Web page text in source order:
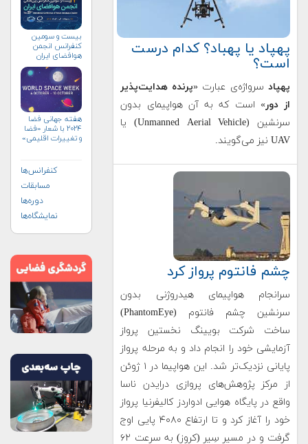
پهپاد یا پهباد؟ کدام درست
است؟
پهپاد سرواژه‌ی عبارت «پرنده هدایت‌پذیر
از دور» است که به آن هواپیمای بدون
سرنشین (Unmanned Aerial Vehicle) یا
UAV نیز می‌گویند.
چشم فانتوم پرواز کرد
سرانجام هواپیمای هیدروژنی بدون
سرنشین چشم فانتوم (PhantomEye)
ساخت شرکت بویینگ نخستین پرواز
آزمایشی خود را انجام داد و به مرحله پرواز
پایانی نزدیک‌تر شد. این هواپیما در ۱ ژوئن
از مرکز پژوهش‌های پروازی درایدن ناسا
واقع در پایگاه هوایی ادواردز کالیفرنیا پرواز
خود را آغاز کرد و تا ارتفاع ۴۰۸۰ پایی اوج
گرفت و در مسیر سِیر (کروز) به سرعت ۶۲
بیست و سومین
کنفرانس انجمن
هوافضای ايران
هفته جهانی فضا
۲۰۲۴ با شعار «فضا
و تغییرات اقلیمی»
کنفرانس‌ها
مسابقات
دوره‌ها
نمایشگاه‌ها